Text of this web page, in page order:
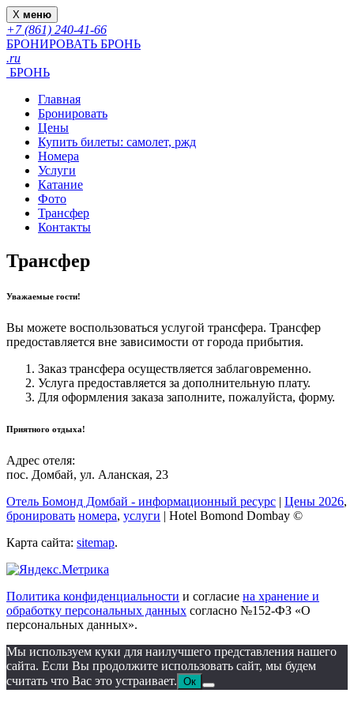
X меню
+7 (861) 240-41-66
БРОНИРОВАТЬ БРОНЬ
.ru
БРОНЬ
Главная
Бронировать
Цены
Купить билеты: самолет, ржд
Номера
Услуги
Катание
Фото
Трансфер
Контакты
Трансфер
Уважаемые гости!
Вы можете воспользоваться услугой трансфера. Трансфер
предоставляется вне зависимости от города прибытия.
Заказ трансфера осуществляется заблаговременно.
Услуга предоставляется за дополнительную плату.
Для оформления заказа заполните, пожалуйста, форму.
Приятного отдыха!
Адрес отеля:
пос. Домбай, ул. Аланская, 23
Отель Бомонд Домбай - информационный ресурс | Цены 2026,
бронировать номера, услуги | Hotel Bomond Dombay ©
Карта сайта: sitemap.
Политика конфиденциальности и согласие на хранение и
обработку персональных данных согласно №152-ФЗ «О
персональных данных».
Мы используем куки для наилучшего представления нашего
сайта. Если Вы продолжите использовать сайт, мы будем
считать что Вас это устраивает. Ок